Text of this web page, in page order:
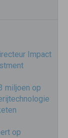
Impact
miljoen op
op